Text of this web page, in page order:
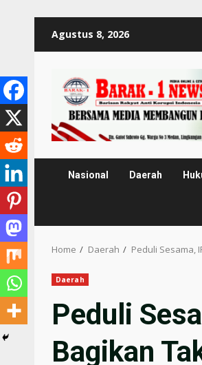
Agustus 8, 2026
Nasional Daerah
Home Daerah Peduli Sesama,
Daerah
Peduli
Bagikan